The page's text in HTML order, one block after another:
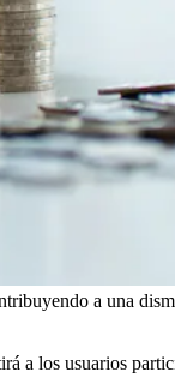
a una
a los usuarios